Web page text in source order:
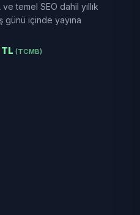
ve temel SEO dahil yıllık
günü içinde yayına
(TCMB)